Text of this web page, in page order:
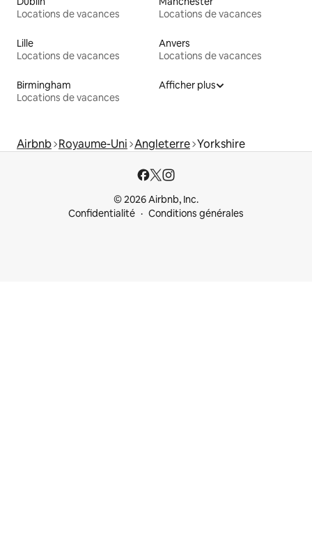
Locations de vacances
Locations de vacances
Lille
Locations de vacances
Anvers
Locations de vacances
Birmingham
Locations de vacances
Afficher plus
Airbnb Royaume-Uni Angleterre Yorkshire
© 2026 Airbnb, Inc.
Confidentialité
Conditions générales